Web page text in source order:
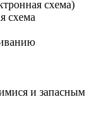
схема)
схема
и запасным